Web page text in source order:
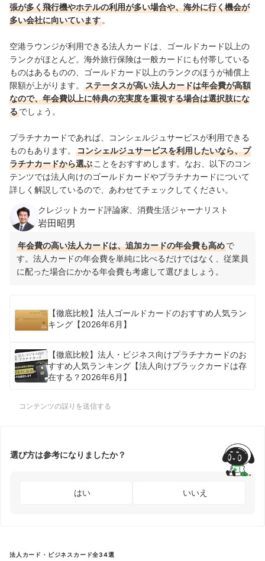
張が多く飛行機やホテルの利用が多い場合や、海外に行く機会が
多い会社に向いています 。
空港ラウンジが利用できる法人カードは、ゴールドカード以上の
ランクがほとんど。海外旅行保険は一般カードにも付帯している
ものはあるものの、ゴールドカード以上のランクのほうが補償上
限額が上がります。
ステータスが高い法人カードは年会費が高額
なので、年会費以上に特典の充実度を重視する場合は選択肢にな
るでしょう。
プラチナカードであれば、コンシェルジュサービスが利用できる
ものもあります。
コンシェルジュサービスを利用したいなら、プ
ラチナカードから選ぶ ことをおすすめします。なお、以下のコン
テンツでは法人向けのゴールドカードやプラチナカードについて
詳しく解説しているので、あわせてチェックしてください。
クレジットカード評論家、消費生活ジャーナリスト
岩田昭男
年会費の高い法人カードは、追加カードの年会費も高めで
す。法人カードの年会費を単純に比べるだけではなく、従業員
に配った場合にかかる年会費も考慮して選びましょう。
【徹底比較】法人ゴールドカードのおすすめ人気ラン
キング【2026年6月】
【徹底比較】法人・ビジネス向けプラチナカードのお
すすめ人気ランキング【法人向けブラックカードは存
在する？2026年6月】
コンテンツの誤りを送信する
選び方は参考になりましたか？
はい いいえ
法人カード・ビジネスカード全34選